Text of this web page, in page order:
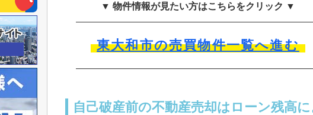
▼ 物件情報が見たい方はこちらをクリック ▼
東大和市の売買物件一覧へ進む
自己破産前の不動産売却はローン残高に